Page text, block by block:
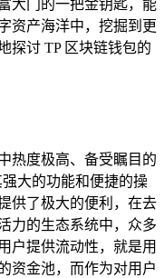
大门的一把金钥匙，能
资产海洋中，挖掘到更
探讨 TP 区块链钱包的
热度极高、备受瞩目的
大的功能和便捷的操
供了极大的便利，在去
力的生态系统中，众多
户提供流动性，就是用
资金池，而作为对用户